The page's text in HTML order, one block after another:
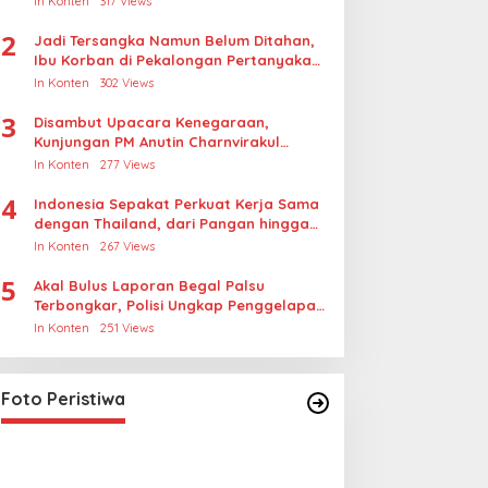
2
Jadi Tersangka Namun Belum Ditahan,
Ibu Korban di Pekalongan Pertanyakan
Keseriusan Polisi Tangani Kasus
In Konten 302 Views
3
Disambut Upacara Kenegaraan,
Kunjungan PM Anutin Charnvirakul
Perkuat Hubungan Indonesia-Thailand
In Konten 277 Views
4
Indonesia Sepakat Perkuat Kerja Sama
dengan Thailand, dari Pangan hingga
Ekonomi Digital
In Konten 267 Views
5
Akal Bulus Laporan Begal Palsu
Terbongkar, Polisi Ungkap Penggelapan
Uang Perusahaan untuk Crypto
In Konten 251 Views
Foto Peristiwa
Gabungan dan Penembakan
Senjata Khusus TNI
In Foto Peristiwa |